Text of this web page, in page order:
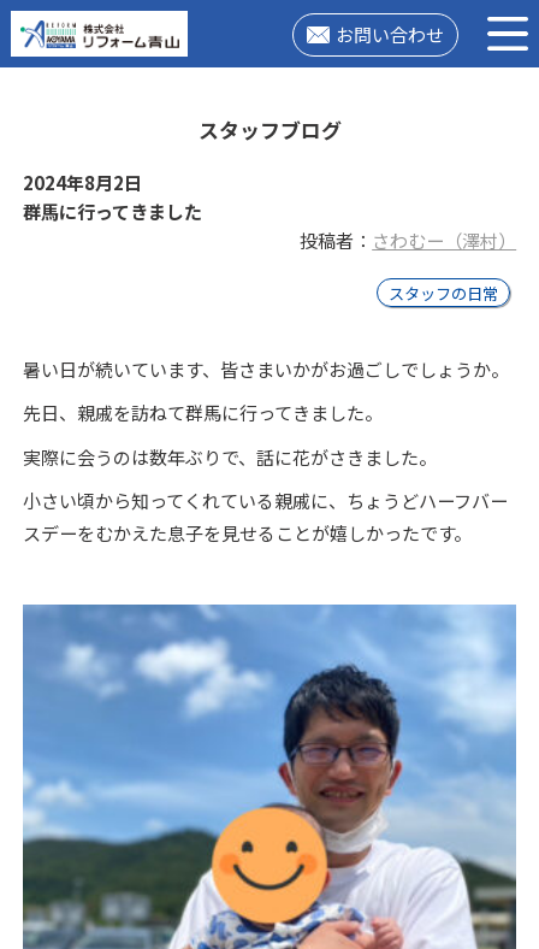
お問い合わせ
スタッフブログ
2024年8月2日
群馬に行ってきました
投稿者： さわむー（澤村）
スタッフの日常
暑い日が続いています、皆さまいかがお過ごしでしょうか。
先日、親戚を訪ねて群馬に行ってきました。
実際に会うのは数年ぶりで、話に花がさきました。
小さい頃から知ってくれている親戚に、ちょうどハーフバー
スデーをむかえた息子を見せることが嬉しかったです。